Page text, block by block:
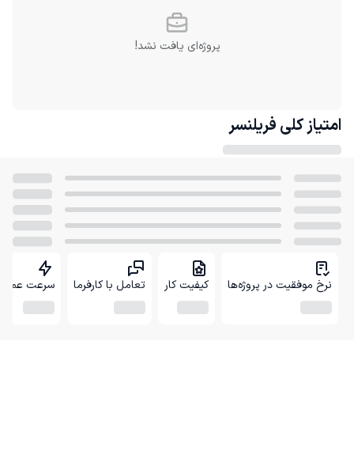
پروژه‌ای یافت نشد!
امتیاز کلی فریلنسر
نرخ موفقیت در پروژه‌ها کیفیت کار تعامل با کارفرما سرعت عمل